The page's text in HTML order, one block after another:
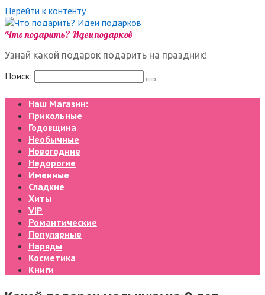
Перейти к контенту
Что подарить? Идеи подарков
Узнай какой подарок подарить на праздник!
Поиск:
Наш Магазин:
Прикольные
Годовщина
Необычные
Новогодние
Недорогие
Именные
Сладкие
Хиты
VIP
Романтические
Популярные
Наряды
Косметика
Книги